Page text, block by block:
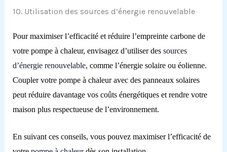
10. Utilisation des sources d’énergie renouvelable
Pour maximiser l’efficacité et réduire l’empreinte carbone de
votre pompe à chaleur, envisagez d’utiliser des sources
d’énergie renouvelable, comme l’énergie solaire ou éolienne.
Coupler votre pompe à chaleur avec des panneaux solaires
peut réduire davantage vos coûts énergétiques et rendre votre
maison plus respectueuse de l’environnement.
En suivant ces conseils, vous pouvez maximiser l’efficacité de